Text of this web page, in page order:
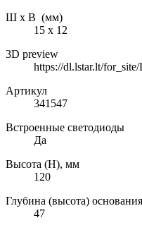
Ш х В (мм)
15 х 12
3D preview
https://dl.lstar.lt/
Артикул
341547
Встроенные светодиоды
Да
Высота (H), мм
120
Глубина (высота)
47